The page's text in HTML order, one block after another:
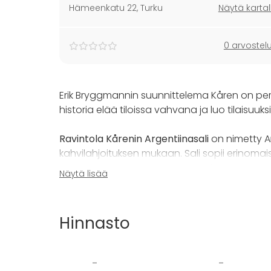
Hämeenkatu 22, Turku Näytä
0
Erik Bryggmannin suunnittelema Kåren on
historia elää tiloissa vahvana ja luo
Ravintola Kårenin Argentiinasalion nimetty
kahvilahjoituksen mukaan. Sali sopii
seminaareihin ja näyttelyihin. Valoisa ja
se on muunneltavissa monipuolisesti
suorassa yhteydessä Kårenin ruokasaliin,
Näytä lisää
Hinnasto
- -